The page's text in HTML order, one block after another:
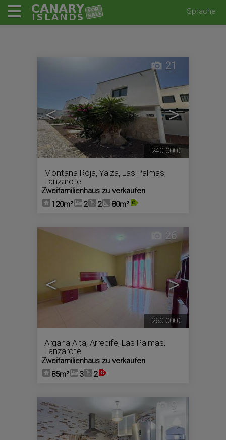
Sprache
< >
21
Montana Roja, Yaiza, Las Palmas,
Lanzarote
Zweifamilienhaus zu verkaufen
120m²
2 2 80m²
240.000€
< >
26
Argana Alta, Arrecife, Las Palmas,
Lanzarote
Zweifamilienhaus zu verkaufen
85m²
3 2
260.000€
9